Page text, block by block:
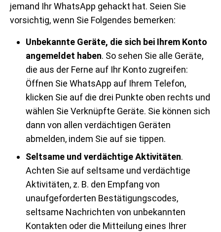
jemand Ihr WhatsApp gehackt hat. Seien Sie
vorsichtig, wenn Sie Folgendes bemerken:
Unbekannte Geräte, die sich bei Ihrem Konto
angemeldet haben. So sehen Sie alle Geräte,
die aus der Ferne auf Ihr Konto zugreifen:
Öffnen Sie WhatsApp auf Ihrem Telefon,
klicken Sie auf die drei Punkte oben rechts und
wählen Sie Verknüpfte Geräte. Sie können sich
dann von allen verdächtigen Geräten
abmelden, indem Sie auf sie tippen.
Seltsame und verdächtige Aktivitäten.
Achten Sie auf seltsame und verdächtige
Aktivitäten, z. B. den Empfang von
unaufgeforderten Bestätigungscodes,
seltsame Nachrichten von unbekannten
Kontakten oder die Mitteilung eines Ihrer